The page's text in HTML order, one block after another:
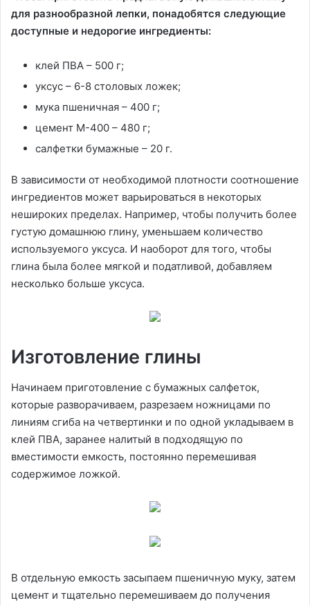
для разнообразной лепки, понадобятся следующие
доступные и недорогие ингредиенты:
клей ПВА – 500 г;
уксус – 6-8 столовых ложек;
мука пшеничная – 400 г;
цемент М-400 – 480 г;
салфетки бумажные – 20 г.
В зависимости от необходимой плотности соотношение
ингредиентов может варьироваться в некоторых
нешироких пределах. Например, чтобы получить более
густую домашнюю глину, уменьшаем количество
используемого уксуса. И наоборот для того, чтобы
глина была более мягкой и податливой, добавляем
несколько больше уксуса.
Изготовление глины
Начинаем приготовление с бумажных салфеток,
которые разворачиваем, разрезаем ножницами по
линиям сгиба на четвертинки и по одной укладываем в
клей ПВА, заранее налитый в подходящую по
вместимости емкость, постоянно перемешивая
содержимое ложкой.
В отдельную емкость засыпаем пшеничную муку, затем
цемент и тщательно перемешиваем до получения